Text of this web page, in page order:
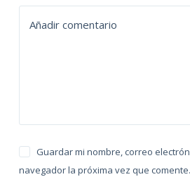
Añadir comentario
Guardar mi nombre, correo
navegador la próxima vez que comente.
t